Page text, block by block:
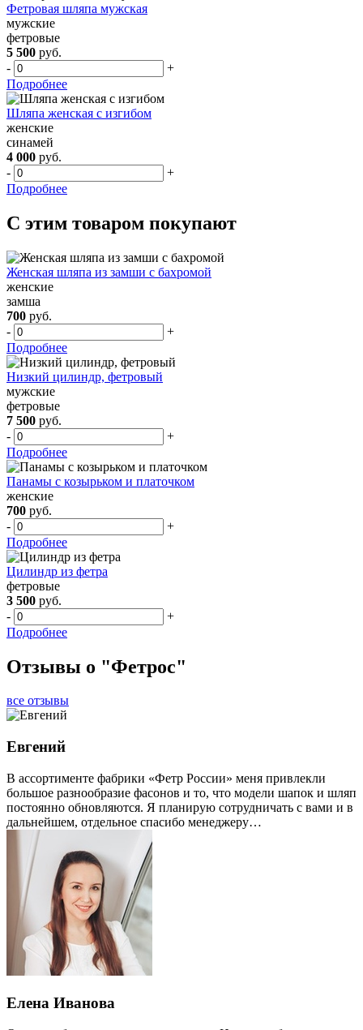
Фетровая шляпа мужская
мужские
фетровые
5 500 руб.
-
+
Подробнее
Шляпа женская с изгибом
женские
синамей
4 000 руб.
-
+
Подробнее
С этим товаром покупают
Женская шляпа из замши с бахромой
женские
замша
700 руб.
-
+
Подробнее
Низкий цилиндр, фетровый
мужские
фетровые
7 500 руб.
-
+
Подробнее
Панамы с козырьком и платочком
женские
700 руб.
-
+
Подробнее
Цилиндр из фетра
фетровые
3 500 руб.
-
+
Подробнее
Отзывы о "Фетрос"
все отзывы
Евгений
В ассортименте фабрики «Фетр России» меня привлекли
большое разнообразие фасонов и то, что модели шапок и шляп
постоянно обновляются. Я планирую сотрудничать с вами и в
дальнейшем, отдельное спасибо менеджеру…
Елена Иванова